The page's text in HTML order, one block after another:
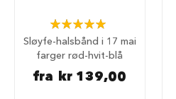
l
e
g
g
Sløyfe-halsbånd i 17 mai
farger rød-hvit-blå
Rating:
100%
fra kr 139,00